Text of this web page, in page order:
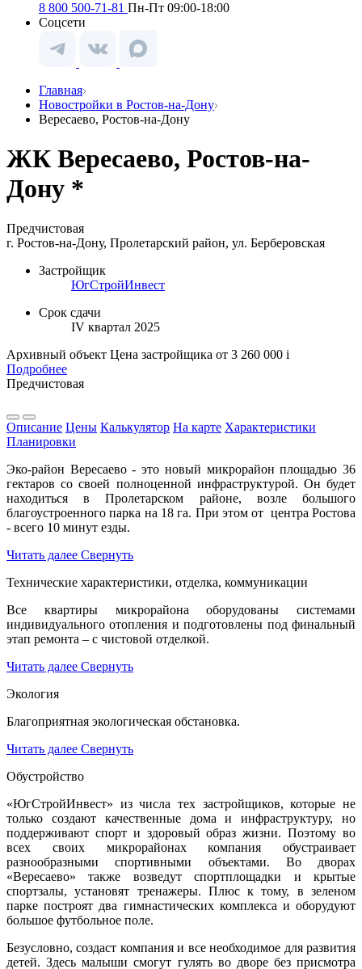
8 800 500-71-81 Пн-Пт 09:00-18:00
Соцсети
Главная
Новостройки в Ростов-на-Дону
Вересаево, Ростов-на-Дону
ЖК Вересаево, Ростов-на-
Дону *
Предчистовая
г. Ростов-на-Дону, Пролетарский район, ул. Берберовская
Застройщик
ЮгСтройИнвест
Срок сдачи
IV квартал 2025
Архивный объект Цена застройщика от 3 260 000 i
Подробнее
Предчистовая
Описание Цены Калькулятор На карте Характеристики
Планировки
Эко-район Вересаево - это новый микрорайон площадью 36
гектаров со своей полноценной инфраструктурой. Он будет
находиться в Пролетарском районе, возле большого
благоустроенного парка на 18 га. При этом от центра Ростова
- всего 10 минут езды.
Читать далее Свернуть
Технические характеристики, отделка, коммуникации
Все квартиры микрорайона оборудованы системами
индивидуального отопления и подготовлены под финальный
этап ремонта – с чистовой отделкой.
Читать далее Свернуть
Экология
Благоприятная экологическая обстановка.
Читать далее Свернуть
Обустройство
«ЮгСтройИнвест» из числа тех застройщиков, которые не
только создают качественные дома и инфраструктуру, но
поддерживают спорт и здоровый образ жизни. Поэтому во
всех своих микрорайонах компания обустраивает
разнообразными спортивными объектами. Во дворах
«Вересаево» также возведут спортплощадки и крытые
спортзалы, установят тренажеры. Плюс к тому, в зеленом
парке построят два гимнастических комплекса и оборудуют
большое футбольное поле.
Безусловно, создаст компания и все необходимое для развития
детей. Здесь малыши смогут гулять во дворе без присмотра